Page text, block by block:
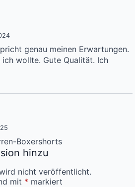
genau meinen Erwartungen.
ich wollte. Gute Qualität. Ich
Boxershorts
hinzu
nicht veröffentlicht.
mit * markiert